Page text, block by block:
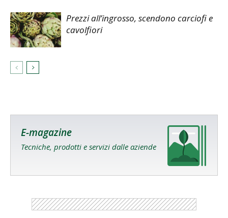
Prezzi all’ingrosso, scendono carciofi e
cavolfiori
E-magazine
Tecniche, prodotti e servizi dalle aziende